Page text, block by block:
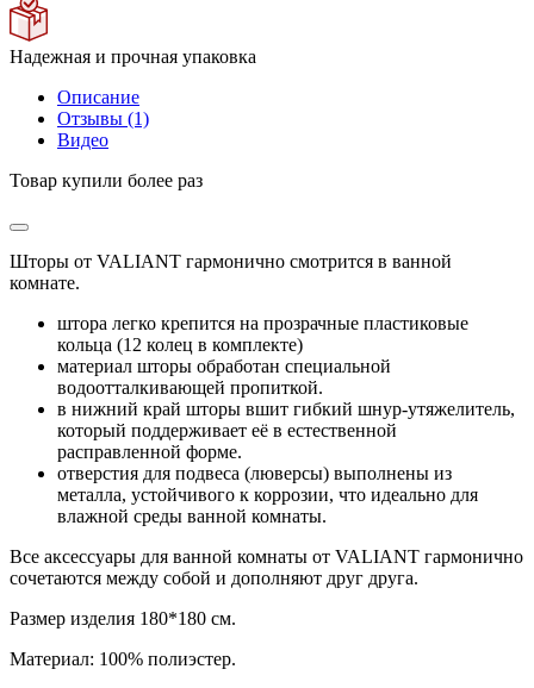
Надежная и прочная упаковка
Описание
Отзывы (1)
Видео
Товар купили более раз
Шторы от VALIANT гармонично смотрится в ванной
комнате.
штора легко крепится на прозрачные пластиковые
кольца (12 колец в комплекте)
материал шторы обработан специальной
водоотталкивающей пропиткой.
в нижний край шторы вшит гибкий шнур-утяжелитель,
который поддерживает её в естественной
расправленной форме.
отверстия для подвеса (люверсы) выполнены из
металла, устойчивого к коррозии, что идеально для
влажной среды ванной комнаты.
Все аксессуары для ванной комнаты от VALIANT гармонично
сочетаются между собой и дополняют друг друга.
Размер изделия 180*180 см.
Материал: 100% полиэстер.